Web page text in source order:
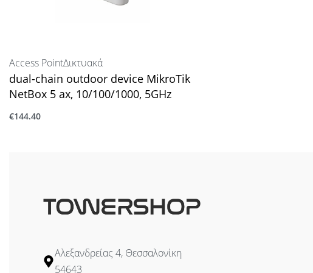
Access PointΔικτυακά
dual-chain outdoor device MikroTik
NetBox 5 ax, 10/100/1000, 5GHz
€144.40
Αλεξανδρείας 4, Θεσσαλονίκη
54643